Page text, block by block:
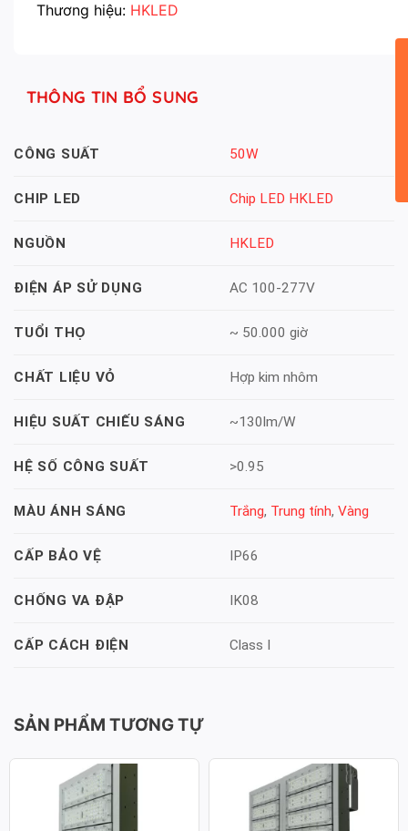
Thương hiệu: HKLED
THÔNG TIN BỔ SUNG
CÔNG SUẤT 50W
CHIP LED Chip LED HKLED
NGUỒN HKLED
ĐIỆN ÁP SỬ DỤNG AC 100-277V
TUỔI THỌ ~ 50.000 giờ
CHẤT LIỆU VỎ Hợp kim nhôm
HIỆU SUẤT CHIẾU SÁNG ~130lm/W
HỆ SỐ CÔNG SUẤT >0.95
MÀU ÁNH SÁNG Trắng, Trung tính, Vàng
CẤP BẢO VỆ IP66
CHỐNG VA ĐẬP IK08
CẤP CÁCH ĐIỆN Class I
SẢN PHẨM TƯƠNG TỰ